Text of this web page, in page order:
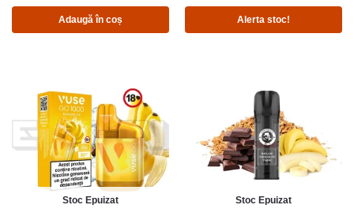
Adaugă în coș Alerta stoc!
Stoc Epuizat Stoc Epuizat